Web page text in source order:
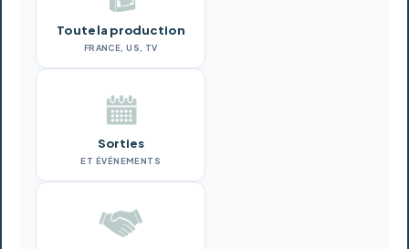
Toute la production
FRANCE, US, TV
Sorties
ET ÉVÉNEMENTS